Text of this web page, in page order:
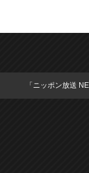
「ニッポン放送